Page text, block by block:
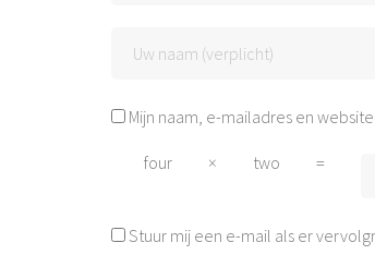
Mijn naam, e-mailadres en
four × two =
Stuur mij een e-mail als er